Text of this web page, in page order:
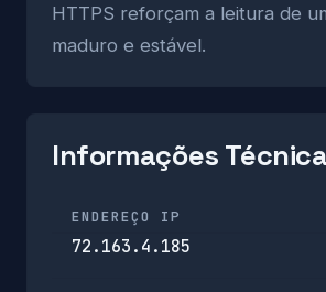
HTTPS reforçam a leitura de
maduro e estável.
Informações
ENDEREÇO IP
72.163.4.185